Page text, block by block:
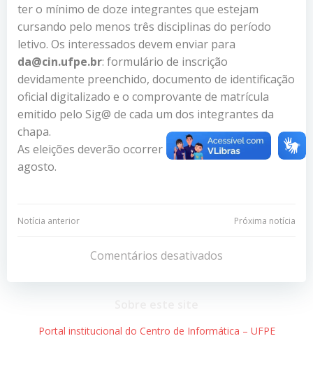
ter o mínimo de doze integrantes que estejam
cursando pelo menos três disciplinas do período
letivo. Os interessados devem enviar para
da@cin.ufpe.br: formulário de inscrição
devidamente preenchido, documento de identificação
oficial digitalizado e o comprovante de matrícula
emitido pelo Sig@ de cada um dos integrantes da
chapa.
As eleições deverão ocorrer nos dias 20 e 21 de
agosto.
Navegação
Post
Notícia anterior
Navegação
de
Post
Próxima notícia
Comentários desativados
Portal institucional do Centro de Informática – UFPE